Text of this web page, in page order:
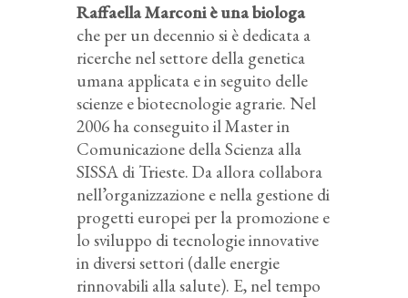
Raffaella Marconi è una biologa
che per un decennio si è dedicata a
ricerche nel settore della genetica
umana applicata e in seguito delle
scienze e biotecnologie agrarie. Nel
2006 ha conseguito il Master in
Comunicazione della Scienza alla
SISSA di Trieste. Da allora collabora
nell’organizzazione e nella gestione di
progetti europei per la promozione e
lo sviluppo di tecnologie innovative
in diversi settori (dalle energie
rinnovabili alla salute). E, nel tempo